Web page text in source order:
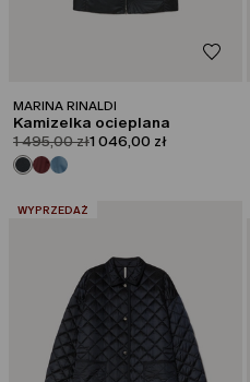
MARINA RINALDI
Kamizelka ocieplana
product.price.original
1 495,00 złproduct.price.sale
1 046,00 zł
:WYPRZEDAŻ